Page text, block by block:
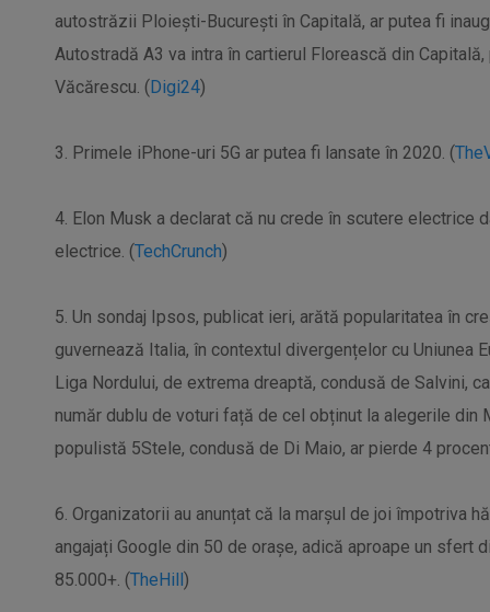
autostrăzii Ploieşti-Bucureşti în Capitală, ar putea fi
Autostradă A3 va intra în cartierul Florească din
Văcărescu. (Digi24)
3. Primele iPhone-uri 5G ar putea fi lansate în 2020. (
4. Elon Musk a declarat că nu crede în scutere electrice
electrice. (TechCrunch)
5. Un sondaj Ipsos, publicat ieri, arătă popularitatea în
guvernează Italia, în contextul divergențelor cu Uniunea
Liga Nordului, de extrema dreaptă, condusă de Salvini,
număr dublu de voturi față de cel obținut la alegerile din
populistă 5Stele, condusă de Di Maio, ar pierde 4
6. Organizatorii au anunțat că la marșul de joi împotriva
angajați Google din 50 de orașe, adică aproape un sfert
85.000+. (TheHill)